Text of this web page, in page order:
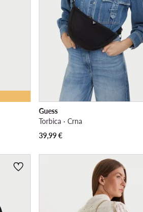
Guess
Torbica · Crna
39,99€